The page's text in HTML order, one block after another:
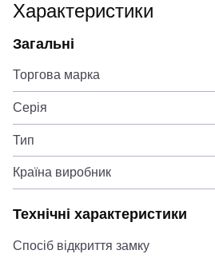
Характеристики
Загальні
Торгова марка
Серія
Тип
Країна виробник
Технічні характеристики
Спосіб відкриття замку